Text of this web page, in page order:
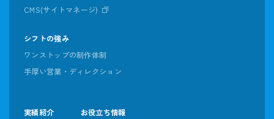
CMS(サイトマネージ)
シフトの強み
ワンストップの制作体制
手厚い営業・ディレクション
実績紹介
お役立ち情報